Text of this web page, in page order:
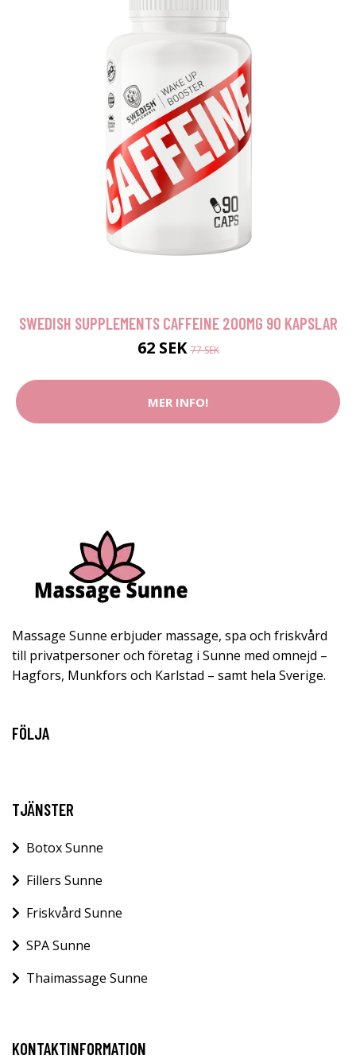
SWEDISH SUPPLEMENTS CAFFEINE 200MG 90 KAPSLAR
62 SEK77 SEK
MER INFO!
Massage Sunne erbjuder massage, spa och friskvård
till privatpersoner och företag i Sunne med omnejd –
Hagfors, Munkfors och Karlstad – samt hela Sverige.
FÖLJA
TJÄNSTER
Botox Sunne
Fillers Sunne
Friskvård Sunne
SPA Sunne
Thaimassage Sunne
KONTAKTINFORMATION